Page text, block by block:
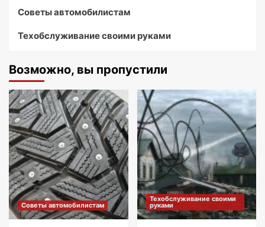
Советы автомобилистам
Техобслуживание своими руками
Возможно, вы пропустили
Советы автомобилистам
Техобслуживание своими
руками